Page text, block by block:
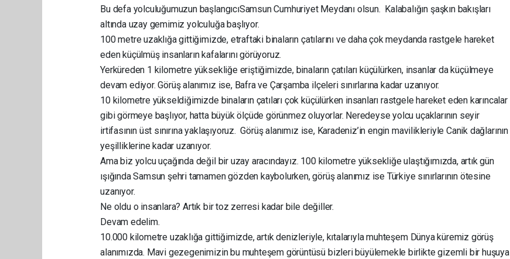
Bu defa yolculuğumuzun başlangıcıSamsun Cumhuriyet Meydanı olsun. Kalabalığın şaşkın bakışları
altında uzay gemimiz yolculuğa başlıyor.
100 metre uzaklığa gittiğimizde, etraftaki binaların çatılarını ve daha çok meydanda rastgele hareket
eden küçülmüş insanların kafalarını görüyoruz.
Yerküreden 1 kilometre yüksekliğe eriştiğimizde, binaların çatıları küçülürken, insanlar da küçülmeye
devam ediyor. Görüş alanımız ise, Bafra ve Çarşamba ilçeleri sınırlarına kadar uzanıyor.
10 kilometre yükseldiğimizde binaların çatıları çok küçülürken insanları rastgele hareket eden karıncalar
gibi görmeye başlıyor, hatta büyük ölçüde görünmez oluyorlar. Neredeyse yolcu uçaklarının seyir
irtifasının üst sınırına yaklaşıyoruz. Görüş alanımız ise, Karadeniz’in engin mavilikleriyle Canik dağlarının
yeşilliklerine kadar uzanıyor.
Ama biz yolcu uçağında değil bir uzay aracındayız. 100 kilometre yüksekliğe ulaştığımızda, artık gün
ışığında Samsun şehri tamamen gözden kaybolurken, görüş alanımız ise Türkiye sınırlarının ötesine
uzanıyor.
Ne oldu o insanlara? Artık bir toz zerresi kadar bile değiller.
Devam edelim.
10.000 kilometre uzaklığa gittiğimizde, artık denizleriyle, kıtalarıyla muhteşem Dünya küremiz görüş
alanımızda. Mavi gezegenimizin bu muhteşem görüntüsü bizleri büyülemekle birlikte gizemli bir huşuya